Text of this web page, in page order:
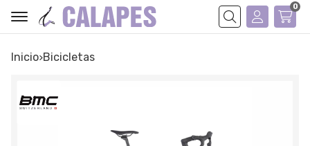
Buscar
0
Inicio bicicletas